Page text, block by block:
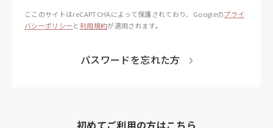
ここのサイトはreCAPTCHAによって保護されており、 Googleのプライ
バシーポリシーと利用規約が適用されます。
パスワードを忘れた方
初めてご利用の方はこちら